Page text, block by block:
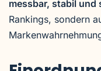
messbar, stabil und
Rankings, sondern